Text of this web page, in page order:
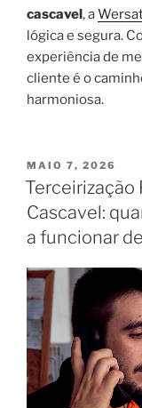
cascavel, a
lógica e segura.
experiência de
cliente é o
harmoniosa.
MAIO 7, 2026
Terceirização
Cascavel:
a funcionar